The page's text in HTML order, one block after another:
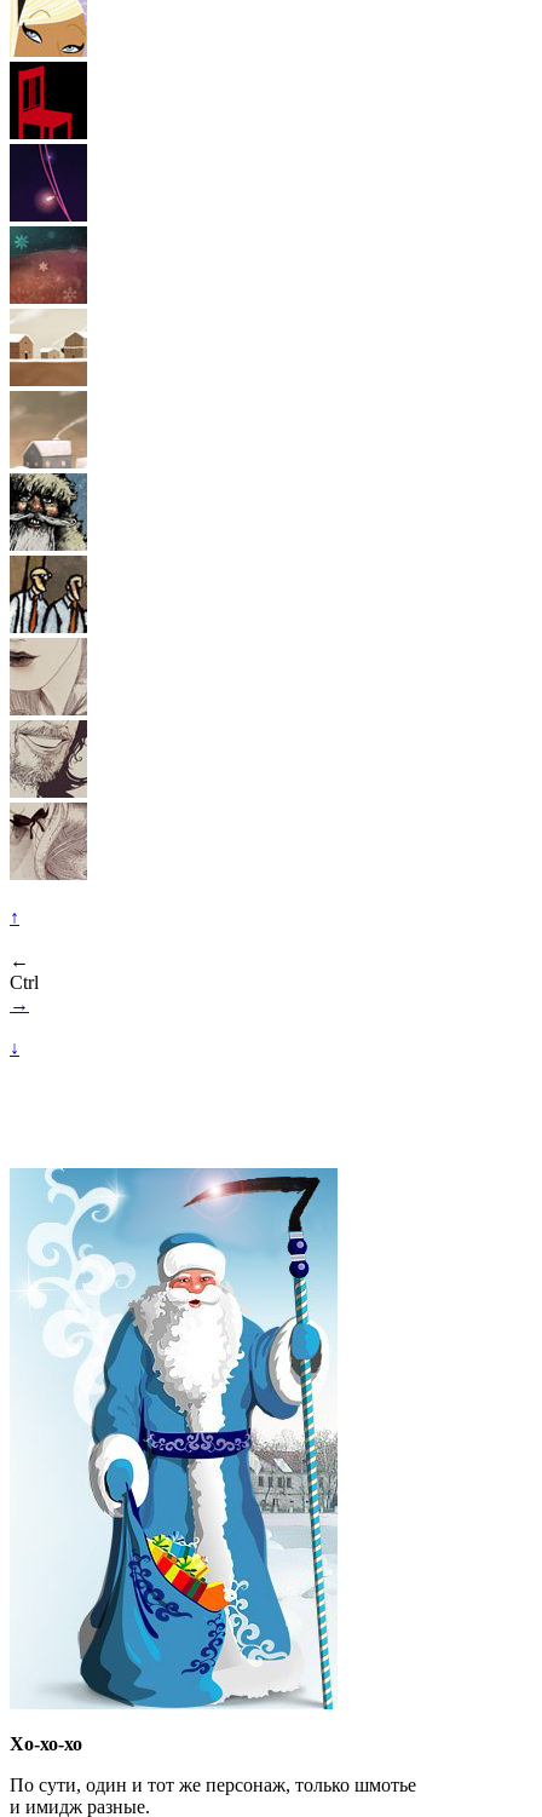
↑
←
Ctrl
→
↓
Хо-хо-хо
По сути, один и тот же персонаж, только шмотье
и имидж разные.